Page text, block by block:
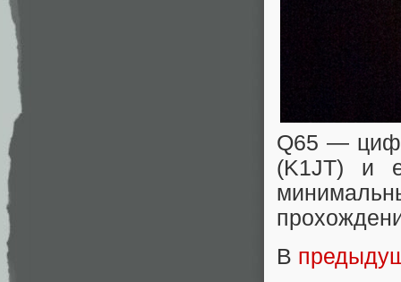
Q65 —
(K1JT) и
В